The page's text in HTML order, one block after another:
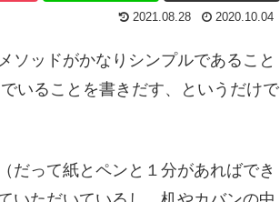
2021.08.28 2020.10.04
ソッドがかなりシンプルであること
いることを書きだす、というだけで
だって紙とペンと１分があればでき